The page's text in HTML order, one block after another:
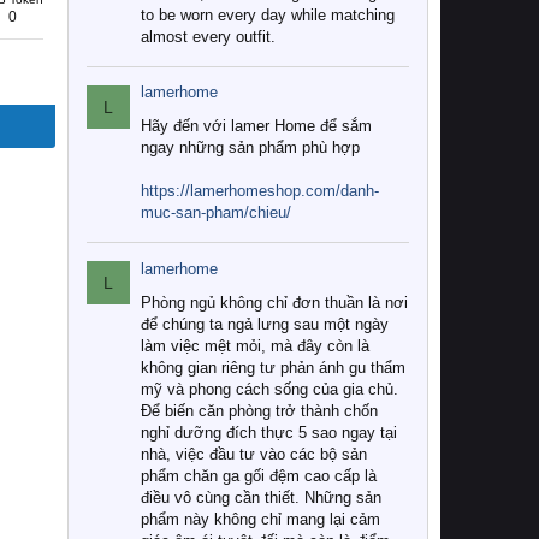
0
to be worn every day while matching
almost every outfit.
L
lamerhome
Hãy đến với lamer Home để sắm
ngay những sản phẩm phù hợp
https://lamerhomeshop.com/danh-
muc-san-pham/chieu/
L
lamerhome
Phòng ngủ không chỉ đơn thuần là nơi
để chúng ta ngả lưng sau một ngày
làm việc mệt mỏi, mà đây còn là
không gian riêng tư phản ánh gu thẩm
mỹ và phong cách sống của gia chủ.
Để biến căn phòng trở thành chốn
nghỉ dưỡng đích thực 5 sao ngay tại
nhà, việc đầu tư vào các bộ sản
phẩm chăn ga gối đệm cao cấp là
điều vô cùng cần thiết. Những sản
phẩm này không chỉ mang lại cảm